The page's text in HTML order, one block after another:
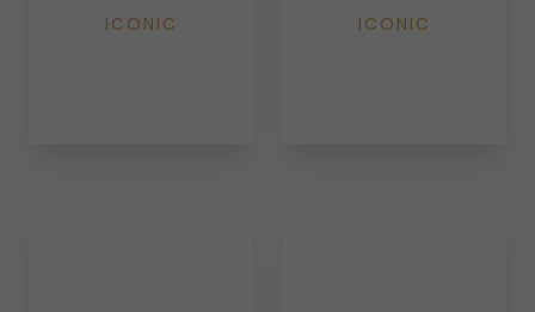
ICONIC ICONIC